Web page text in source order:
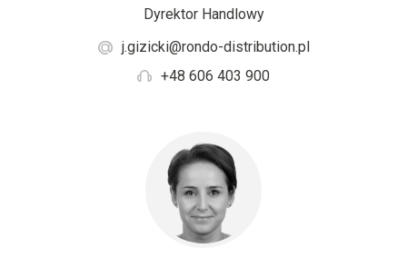
Dyrektor Handlowy
j.gizicki@rondo-distribution.pl
+48 606 403 900